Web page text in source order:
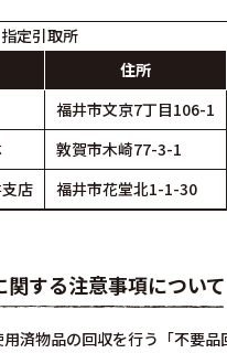
指定引取所
住所
福井市文京7丁目106-1
敦賀市木崎77-3-1
店
福井市花堂北1-1-30
する注意事項について
済物品の回収を行う「不要品